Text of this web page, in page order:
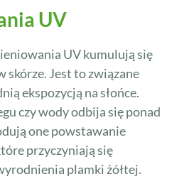
UV
UV kumulują się
skórze. Jest to związane
ekspozycją na słońce.
czy wody odbija się ponad
one powstawanie
przyczyniają się
plamki żółtej.